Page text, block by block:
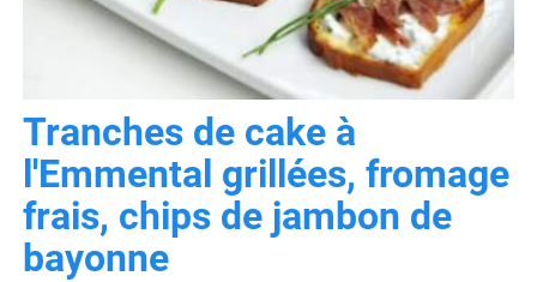
Tranches de cake à
l'Emmental grillées, fromage
frais, chips de jambon de
bayonne